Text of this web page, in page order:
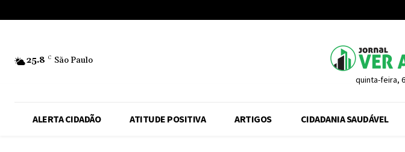
25.8 C São Paulo
quinta-feira,
ALERTA CIDADÃO ATITUDE POSITIVA ARTIGOS CIDADANIA SAUDÁVEL